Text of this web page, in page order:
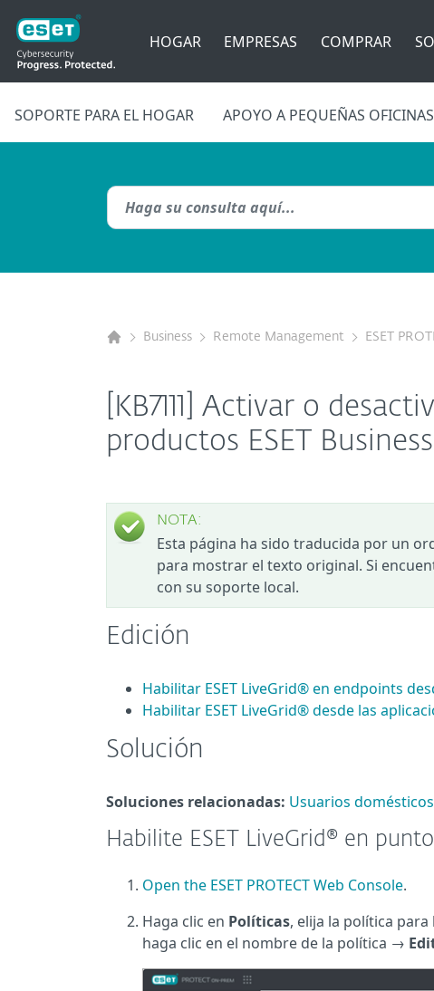
HOGAR EMPRESAS COMPRAR
SOPORTE PARA EL HOGAR APOYO A PEQUEÑAS OFICINAS
Business Remote Management ESET
[KB7111] Activar o
productos ESET Business
NOTA:
Esta página ha sido traducida por un
para mostrar el texto original. Si
con su soporte local.
Edición
Habilitar ESET LiveGrid® en endpoints
Habilitar ESET LiveGrid® desde las
Solución
Soluciones relacionadas: Usuarios domésticos
Habilite ESET LiveGrid® en
Open the ESET PROTECT Web Console.
Haga clic en Políticas, elija la política
haga clic en el nombre de la política →